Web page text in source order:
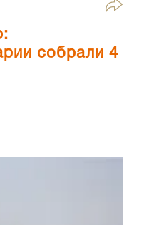
собрали 4